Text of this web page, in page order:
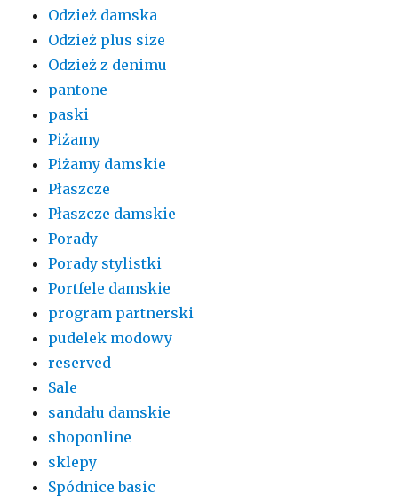
Odzież damska
Odzież plus size
Odzież z denimu
pantone
paski
Piżamy
Piżamy damskie
Płaszcze
Płaszcze damskie
Porady
Porady stylistki
Portfele damskie
program partnerski
pudelek modowy
reserved
Sale
sandału damskie
shoponline
sklepy
Spódnice basic